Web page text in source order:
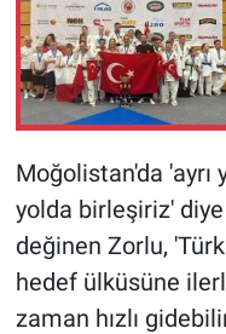
Moğolistan'da 'ayrı
yolda birleşiriz'
değinen Zorlu,
hedef ülküsüne
zaman hızlı